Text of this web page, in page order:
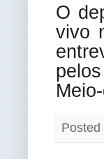
O
vivo
Posted